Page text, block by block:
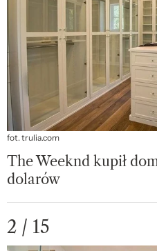
fot. trulia.com
The Weeknd kupił
dolarów
2 / 15